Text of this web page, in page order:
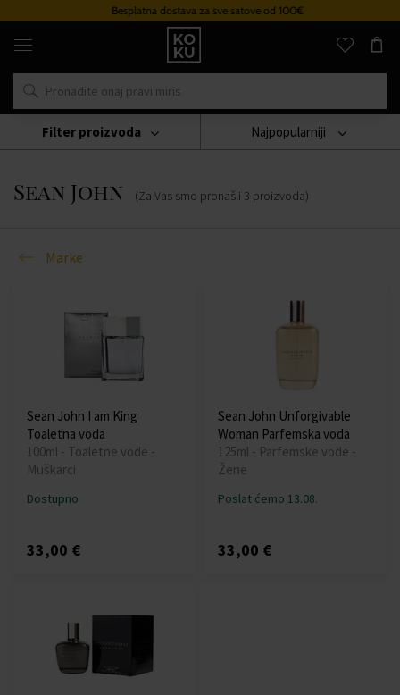
Besplatna dostava za sve satove od 100€
Originalni
parfemi
satovi
na
mjestu
Marke
Sean John
Sean John (Za Vas smo pronašli 3 proizvoda)
Najpopularniji
Marke
Filter proizvoda
Sean John I am King
Toaletna voda
100ml - Toaletne vode -
Muškarci
Dostupno
33,00 €
Sean John Unforgivable
Woman Parfemska voda
125ml - Parfemske vode -
Žene
Poslat ćemo 13.08.
33,00 €